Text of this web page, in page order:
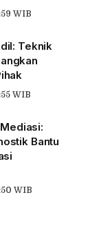
WIB
Teknik
WIB
Bantu
WIB